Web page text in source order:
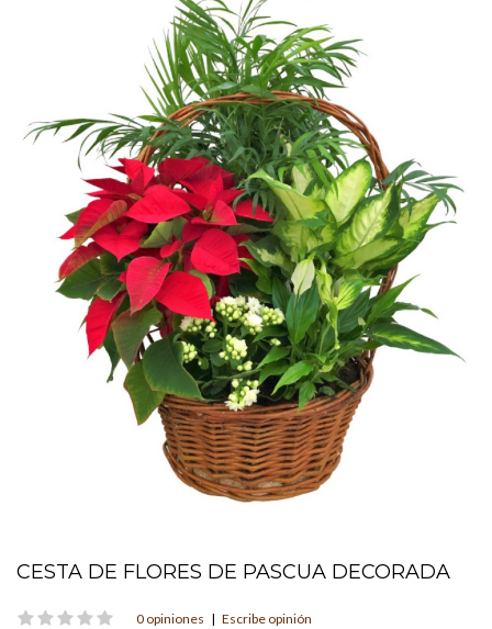
CESTA DE FLORES DE PASCUA DECORADA
0 opiniones | Escribe opinión